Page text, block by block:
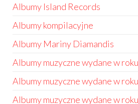
Albumy Island Records
Albumy kompilacyjne
Albumy Mariny Diamandis
Albumy muzyczne wydane w
Albumy muzyczne wydane w
Albumy muzyczne wydane w